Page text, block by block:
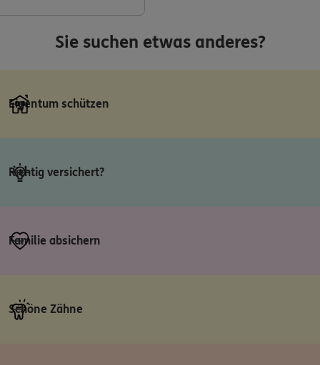
Sie suchen etwas anderes?
Eigentum schützen
Richtig versichert?
Familie absichern
Schöne Zähne